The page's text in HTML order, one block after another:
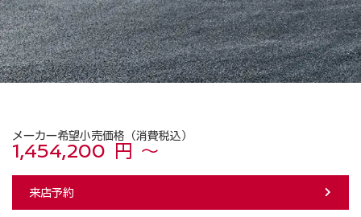
メーカー希望小売価格（消費税込）
1,454,200 円 ～
来店予約